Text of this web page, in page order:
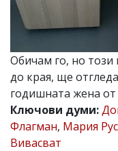
Главен
редактор:
Иван
email:
office@flagman.bg
Коментарите
под
статиите
се
въвеждат
Обичам го, но този
до края, ще
годишната жена
Ключови думи:
Флагман, Мария
Вивасват